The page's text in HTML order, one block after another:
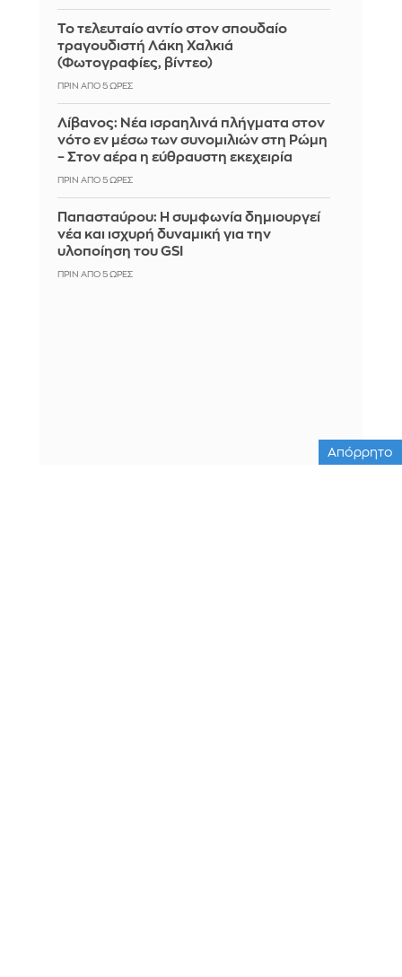
Το τελευταίο αντίο στον σπουδαίο
τραγουδιστή Λάκη Χαλκιά
(Φωτογραφίες, βίντεο)
ΠΡΙΝ ΑΠΌ 5 ΏΡΕΣ
Λίβανος: Νέα ισραηλινά πλήγματα στον
νότο εν μέσω των συνομιλιών στη Ρώμη
– Στον αέρα η εύθραυστη εκεχειρία
ΠΡΙΝ ΑΠΌ 5 ΏΡΕΣ
Παπασταύρου: Η συμφωνία δημιουργεί
νέα και ισχυρή δυναμική για την
υλοποίηση του GSI
ΠΡΙΝ ΑΠΌ 5 ΏΡΕΣ
Απόρρητο